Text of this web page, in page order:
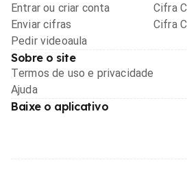
Entrar ou criar conta
Enviar cifras
Pedir videoaula
Cifra
Cifra
Sobre o site
Termos de uso e privacidade
Ajuda
Baixe o aplicativo